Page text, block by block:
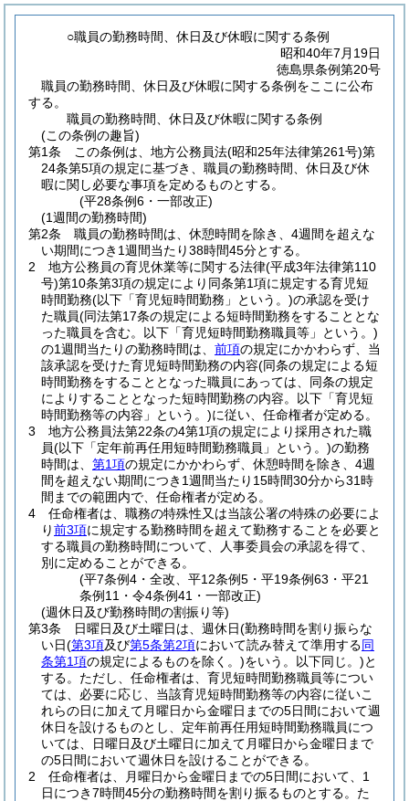
○職員の勤務時間、休日及び休暇に関する条例
昭和40年7月19日
徳島県条例第20号
職員の勤務時間、休日及び休暇に関する条例をここに公布
する。
職員の勤務時間、休日及び休暇に関する条例
(この条例の趣旨)
第1条
この条例は、地方公務員法(昭和25年法律第261号)第
24条第5項の規定に基づき、職員の勤務時間、休日及び休
暇に関し必要な事項を定めるものとする。
(平28条例6・一部改正)
(1週間の勤務時間)
第2条
職員の勤務時間は、休憩時間を除き、4週間を超えな
い期間につき1週間当たり38時間45分とする。
2
地方公務員の育児休業等に関する法律(平成3年法律第110
号)第10条第3項の規定により同条第1項に規定する育児短
時間勤務(以下「育児短時間勤務」という。)の承認を受け
た職員(同法第17条の規定による短時間勤務をすることとな
った職員を含む。以下「育児短時間勤務職員等」という。)
の1週間当たりの勤務時間は、 前項の規定にかかわらず、当
該承認を受けた育児短時間勤務の内容(同条の規定による短
時間勤務をすることとなった職員にあっては、同条の規定
によりすることとなった短時間勤務の内容。以下「育児短
時間勤務等の内容」という。)に従い、任命権者が定める。
3
地方公務員法第22条の4第1項の規定により採用された職
員(以下「定年前再任用短時間勤務職員」という。)の勤務
時間は、 第1項の規定にかかわらず、休憩時間を除き、4週
間を超えない期間につき1週間当たり15時間30分から31時
間までの範囲内で、任命権者が定める。
4
任命権者は、職務の特殊性又は当該公署の特殊の必要によ
り前3項に規定する勤務時間を超えて勤務することを必要と
する職員の勤務時間について、人事委員会の承認を得て、
別に定めることができる。
(平7条例4・全改、平12条例5・平19条例63・平21
条例11・令4条例41・一部改正)
(週休日及び勤務時間の割振り等)
第3条
日曜日及び土曜日は、週休日(勤務時間を割り振らな
い日(第3項及び第5条第2項において読み替えて準用する同
条第1項の規定によるものを除く。)をいう。以下同じ。)と
する。 ただし、任命権者は、育児短時間勤務職員等につい
ては、必要に応じ、当該育児短時間勤務等の内容に従いこ
れらの日に加えて月曜日から金曜日までの5日間において週
休日を設けるものとし、定年前再任用短時間勤務職員につ
いては、日曜日及び土曜日に加えて月曜日から金曜日まで
の5日間において週休日を設けることができる。
2
任命権者は、月曜日から金曜日までの5日間において、1
日につき7時間45分の勤務時間を割り振るものとする。 た